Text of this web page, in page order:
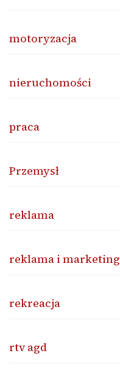
motoryzacja
nieruchomości
praca
Przemysł
reklama
reklama i marketing
rekreacja
rtv agd